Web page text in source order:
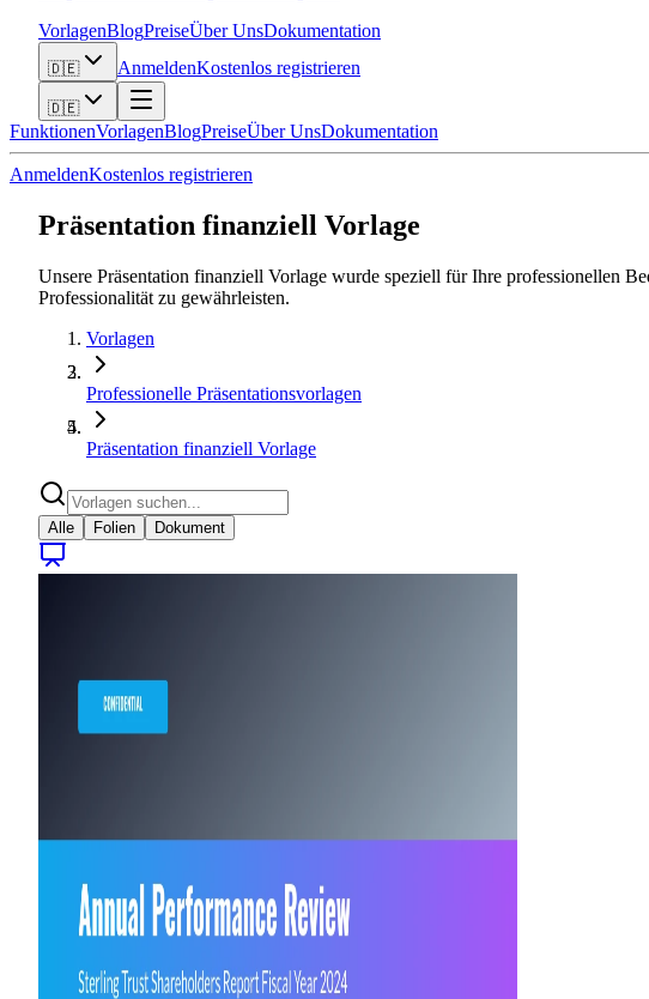
VorlagenBlogPreiseÜber UnsDokumentation
🇩🇪 AnmeldenKostenlos registrieren
🇩🇪
FunktionenVorlagenBlogPreiseÜber UnsDokumentation
AnmeldenKostenlos registrieren
Präsentation finanziell Vorlage
Unsere Präsentation finanziell Vorlage wurde speziell für Ihre professionellen
Professionalität zu gewährleisten.
Vorlagen
Professionelle Präsentationsvorlagen
Präsentation finanziell Vorlage
Alle Folien Dokument